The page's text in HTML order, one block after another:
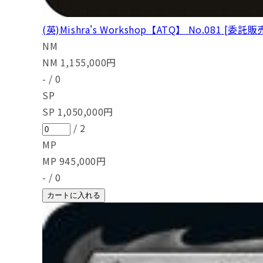
(英)Mishra's Workshop【ATQ】 No.081 [委託販
NM
NM 1,155,000円
- / 0
SP
SP 1,050,000円
/ 2
MP
MP 945,000円
- / 0
カートに入れる